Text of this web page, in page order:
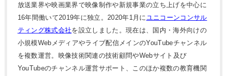
放送業界や映画業界で映像制作や新規事業の立ち上げを中心に
16年間働いて2019年に独立。2020年1月に ユニコーンコンサル
ティング株式会社を設立しました。現在は、国内・海外向けの
小規模Webメディアやライブ配信メインのYouTubeチャンネル
を複数運営。映像技術関連の技術顧問やWebサイト及び
YouTubeのチャンネル運営サポート、このほか複数の教育機関